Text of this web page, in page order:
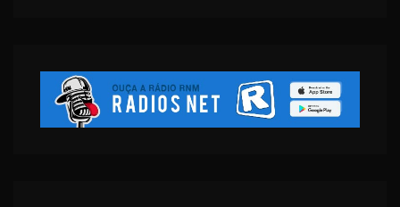
Password